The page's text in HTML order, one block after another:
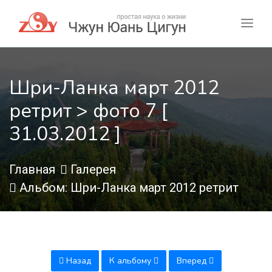
Шри-Ланка март 2012
ретрит > фото 7 [
31.03.2012 ]
Главная
Галерея
Альбом: Шри-Ланка март 2012 ретрит
Назад К альбому Вперед